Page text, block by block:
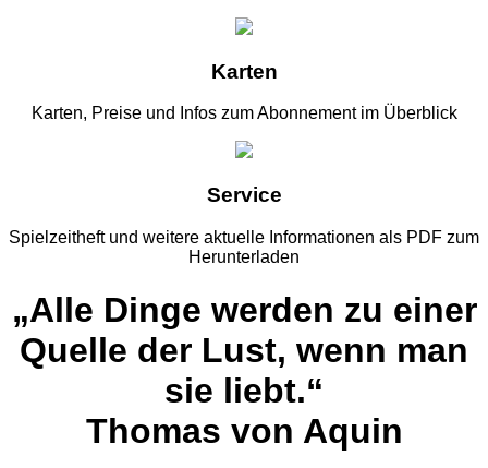
Karten
Karten, Preise und Infos zum Abonnement im Überblick
Service
Spielzeitheft und weitere aktuelle Informationen als PDF zum
Herunterladen
„Alle Dinge werden zu einer
Quelle der Lust, wenn man
sie liebt.“
Thomas von Aquin